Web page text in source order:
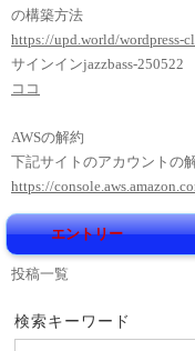
の構築方法
https://upd.world/wordpress-
サインインjazzbass-250522
ココ
AWSの解約
下記サイトのアカウントの
https://
エントリー
投稿一覧
検索キーワード